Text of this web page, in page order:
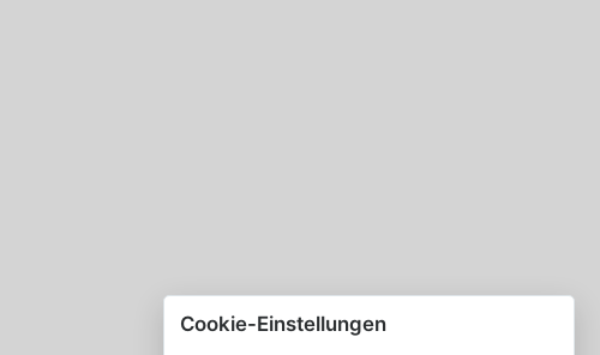
Cookie-Einstellungen